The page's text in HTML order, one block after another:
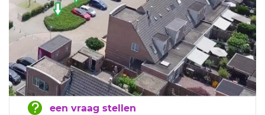
een vraag stellen